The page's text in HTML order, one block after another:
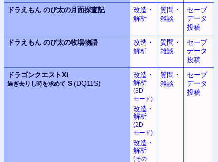
ドラえもん のび太の月面探査記
改造・
解析
質問・
雑談
セーブ
データ
投稿
ドラえもん のび太の牧場物語
改造・
解析
質問・
雑談
セーブ
データ
投稿
ドラゴンクエストXI
過ぎ去りし時を求めて S (DQ11S)
改造・
解析
(3D
モード)
改造・
解析
(2D
モード)
改造・
解析
(その
質問・
雑談
セーブ
データ
投稿